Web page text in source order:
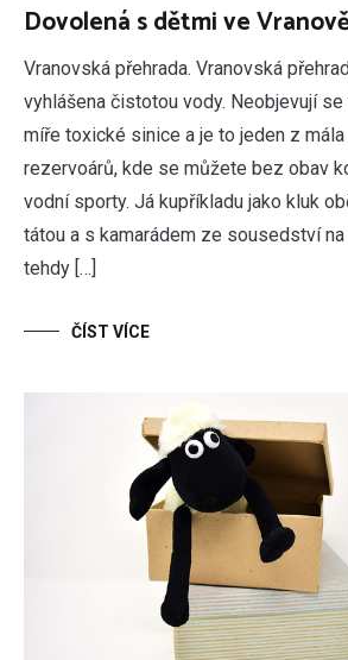
Dovolená s dětmi ve
Vranovská přehrada. Vranovská
vyhlášena čistotou vody. Neobjevují
míře toxické sinice a je to jeden z
rezervoárů, kde se můžete bez obav
vodní sporty. Já kupříkladu jako kluk
tátou a s kamarádem ze sousedství
tehdy […]
ČÍST VÍCE